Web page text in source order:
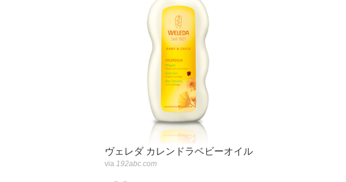
ヴェレダ カレンドラベビーオイル
via 192abc.com